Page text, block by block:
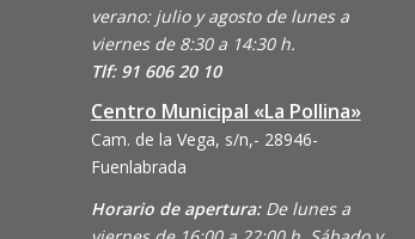
verano: julio y agosto de lunes a
viernes de 8:30 a 14:30 h.
Tlf: 91 606 20 10
Centro Municipal «La Pollina»
Cam. de la Vega, s/n,- 28946-
Fuenlabrada
Horario de apertura: De lunes a